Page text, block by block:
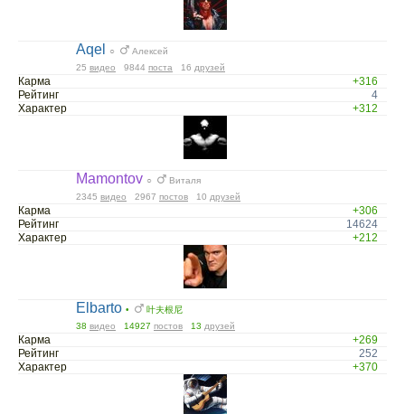
Aqel ○
Алексей
25 видео 9844 поста 16 друзей
Карма
+316
Рейтинг
4
Характер
+312
Mamontov ○
Виталя
2345 видео 2967 постов 10 друзей
Карма
+306
Рейтинг
14624
Характер
+212
Elbarto •
叶夫根尼
38 видео 14927 постов 13 друзей
Карма
+269
Рейтинг
252
Характер
+370